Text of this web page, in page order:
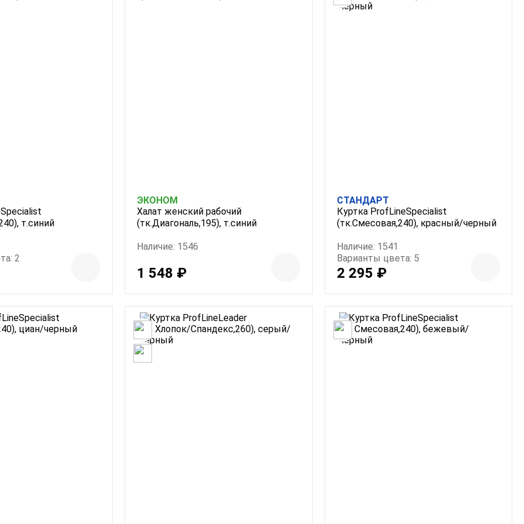
т.синий
2
ЭКОНОМ
Халат женский рабочий
(тк.Диагональ,195), т.синий
Наличие: 1546
1 548 ₽
СТАНДАРТ
Куртка ProfLineSpecialist
(тк.Смесовая,240), красный/черный
Наличие: 1541
Варианты цвета: 5
2 295 ₽